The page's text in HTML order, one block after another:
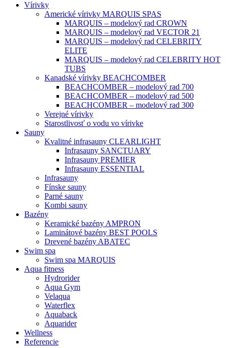
Vírivky
Americké vírivky MARQUIS SPAS
MARQUIS – modelový rad CROWN
MARQUIS – modelový rad VECTOR 21
MARQUIS – modelový rad CELEBRITY
ELITE
MARQUIS – modelový rad CELEBRITY HOT
TUBS
Kanadské vírivky BEACHCOMBER
BEACHCOMBER – modelový rad 700
BEACHCOMBER – modelový rad 500
BEACHCOMBER – modelový rad 300
Verejné vírivky
Starostlivosť o vodu vo vírivke
Sauny
Kvalitné infrasauny CLEARLIGHT
Infrasauny SANCTUARY
Infrasauny PREMIER
Infrasauny ESSENTIAL
Infrasauny
Fínske sauny
Parné sauny
Kombi sauny
Bazény
Keramické bazény AMPRON
Laminátové bazény BEST POOLS
Drevené bazény ABATEC
Swim spa
Swim spa MARQUIS
Aqua fitness
Hydrorider
Aqua Gym
Velaqua
Waterflex
Aquaback
Aquarider
Wellness
Referencie